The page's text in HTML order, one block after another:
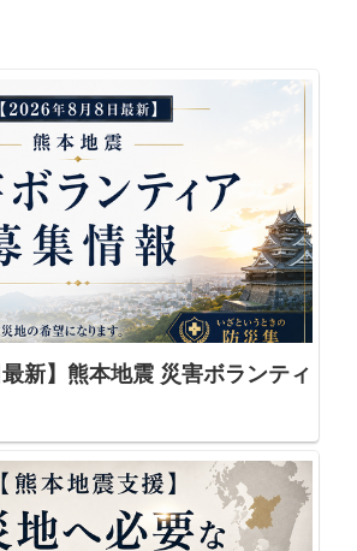
最新】熊本地震 災害ボランティ